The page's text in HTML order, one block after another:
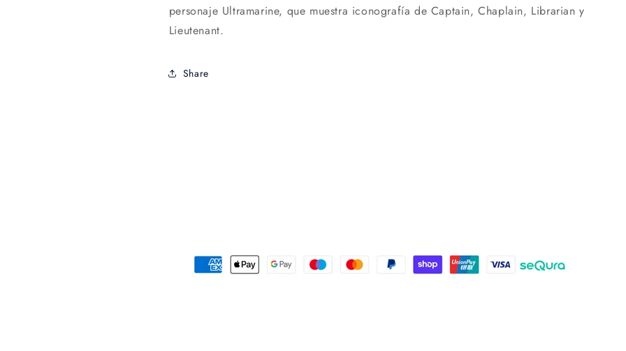
personaje Ultramarine, que muestra iconografía de Captain, Chaplain, Librarian y
Lieutenant.
Share